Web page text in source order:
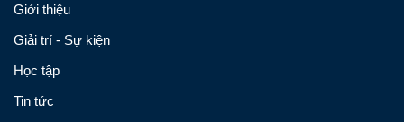
Giới thiệu
Giải trí - Sự kiện
Học tập
Tin tức